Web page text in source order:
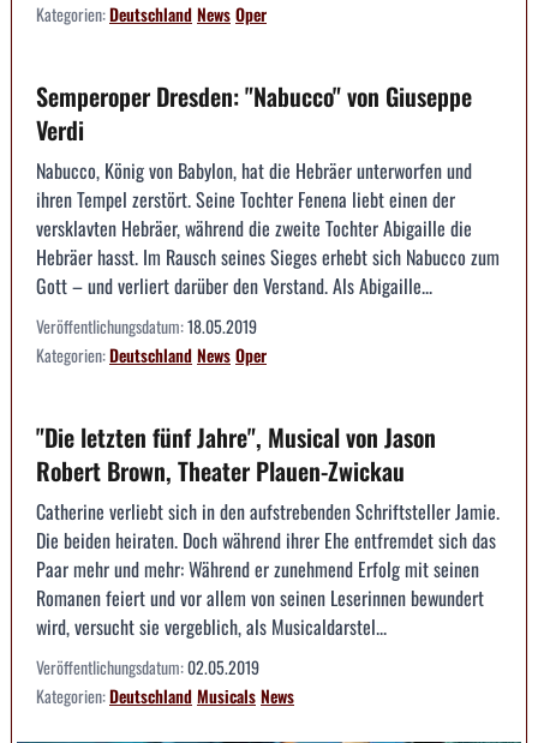
Kategorien:DeutschlandNewsOper
Semperoper Dresden: "Nabucco" von Giuseppe
Verdi
Nabucco, König von Babylon, hat die Hebräer unterworfen und
ihren Tempel zerstört. Seine Tochter Fenena liebt einen der
versklavten Hebräer, während die zweite Tochter Abigaille die
Hebräer hasst. Im Rausch seines Sieges erhebt sich Nabucco zum
Gott – und verliert darüber den Verstand. Als Abigaille...
Veröffentlichungsdatum:18.05.2019
Kategorien:DeutschlandNewsOper
"Die letzten fünf Jahre", Musical von Jason
Robert Brown, Theater Plauen-Zwickau
Catherine verliebt sich in den aufstrebenden Schriftsteller Jamie.
Die beiden heiraten. Doch während ihrer Ehe entfremdet sich das
Paar mehr und mehr: Während er zunehmend Erfolg mit seinen
Romanen feiert und vor allem von seinen Leserinnen bewundert
wird, versucht sie vergeblich, als Musicaldarstel...
Veröffentlichungsdatum:02.05.2019
Kategorien:DeutschlandMusicalsNews